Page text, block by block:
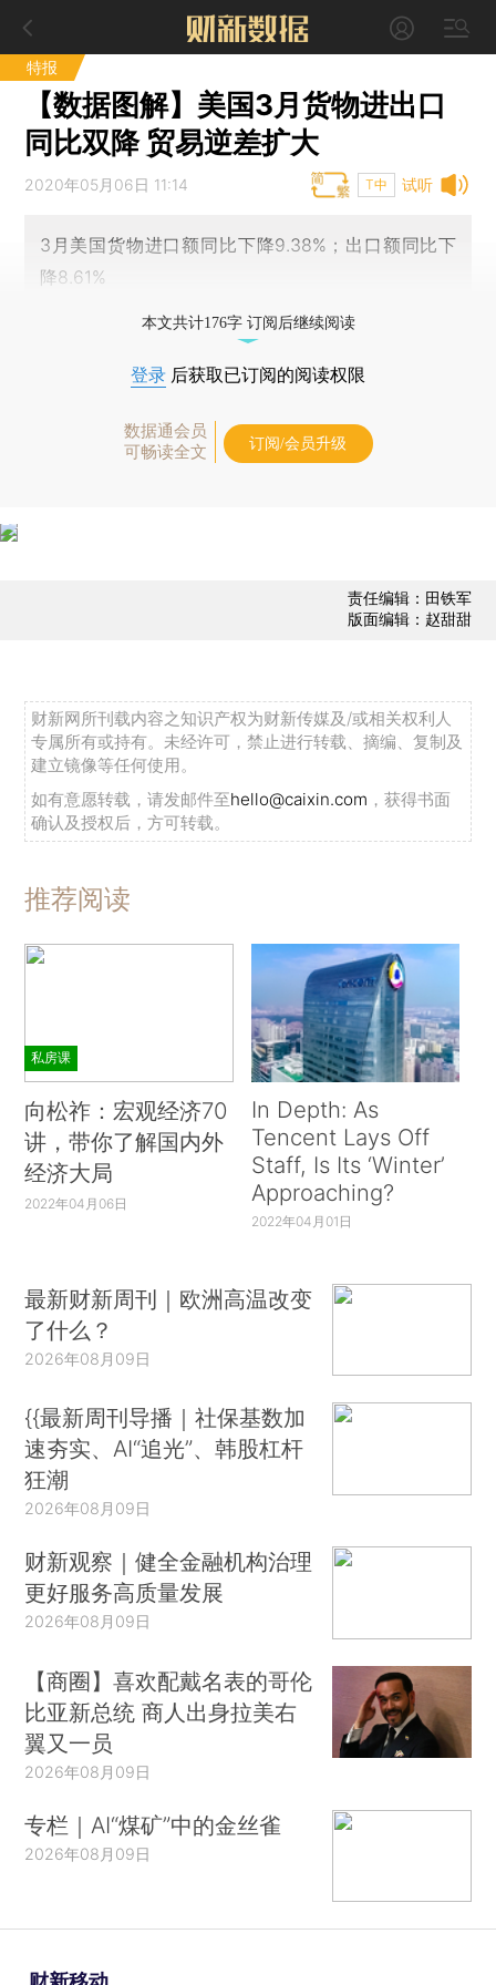
特报
【数据图解】美国3月货物进出口
同比双降 贸易逆差扩大
试听
2020年05月06日 11:14 T中
3月美国货物进口额同比下降9.38%；出口额同比下
降8.61%
本文共计176字 订阅后继续阅读
登录 后获取已订阅的阅读权限
数据通会员
可畅读全文
订阅/会员升级
责任编辑：田铁军
版面编辑：赵甜甜
财新网所刊载内容之知识产权为财新传媒及/或相关权利人
专属所有或持有。未经许可，禁止进行转载、摘编、复制及
建立镜像等任何使用。
如有意愿转载，请发邮件至hello@caixin.com ，获得书面
确认及授权后，方可转载。
推荐阅读
私房课
向松祚：宏观经济70
讲，带你了解国内外
经济大局
2022年04月06日
In Depth: As
Tencent Lays Off
Staff, Is Its ‘Winter’
Approaching?
2022年04月01日
最新财新周刊｜欧洲高温改变
了什么？
2026年08月09日
{{最新周刊导播｜社保基数加
速夯实、AI“追光”、韩股杠杆
狂潮
2026年08月09日
财新观察｜健全金融机构治理
更好服务高质量发展
2026年08月09日
【商圈】喜欢配戴名表的哥伦
比亚新总统 商人出身拉美右
翼又一员
2026年08月09日
专栏｜AI“煤矿”中的金丝雀
2026年08月09日